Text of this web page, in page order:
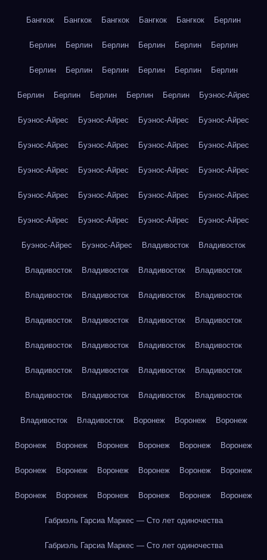
Бангкок Бангкок Бангкок Бангкок Бангкок Берлин
Берлин Берлин Берлин Берлин Берлин Берлин
Берлин Берлин Берлин Берлин Берлин Берлин
Берлин Берлин Берлин Берлин Берлин Буэнос-Айрес
Буэнос-Айрес Буэнос-Айрес Буэнос-Айрес Буэнос-Айрес
Буэнос-Айрес Буэнос-Айрес Буэнос-Айрес Буэнос-Айрес
Буэнос-Айрес Буэнос-Айрес Буэнос-Айрес Буэнос-Айрес
Буэнос-Айрес Буэнос-Айрес Буэнос-Айрес Буэнос-Айрес
Буэнос-Айрес Буэнос-Айрес Буэнос-Айрес Буэнос-Айрес
Буэнос-Айрес Буэнос-Айрес Владивосток Владивосток
Владивосток Владивосток Владивосток Владивосток
Владивосток Владивосток Владивосток Владивосток
Владивосток Владивосток Владивосток Владивосток
Владивосток Владивосток Владивосток Владивосток
Владивосток Владивосток Владивосток Владивосток
Владивосток Владивосток Владивосток Владивосток
Владивосток Владивосток Воронеж Воронеж Воронеж
Воронеж Воронеж Воронеж Воронеж Воронеж Воронеж
Воронеж Воронеж Воронеж Воронеж Воронеж Воронеж
Воронеж Воронеж Воронеж Воронеж Воронеж Воронеж
Габриэль Гарсиа Маркес — Сто лет одиночества
Габриэль Гарсиа Маркес — Сто лет одиночества